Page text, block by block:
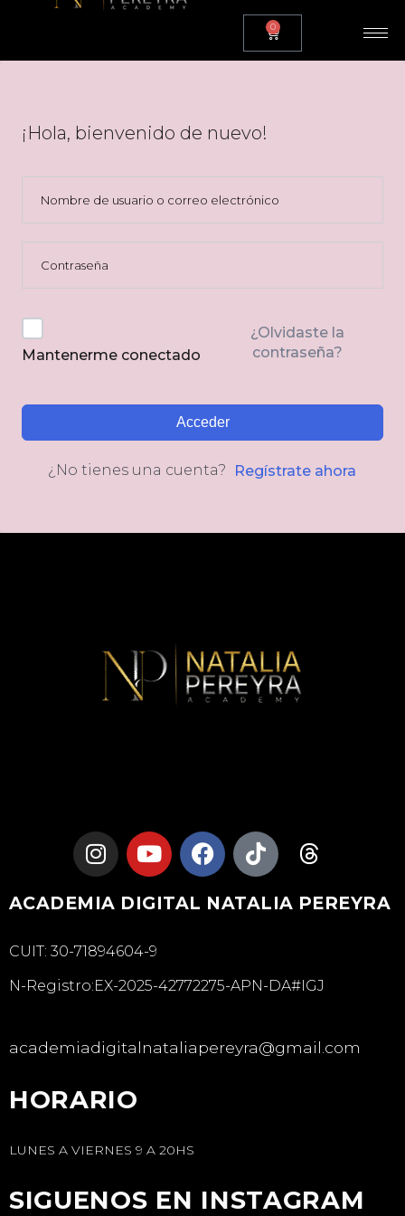
0
¡Hola, bienvenido de nuevo!
Mantenerme conectado
¿Olvidaste la
contraseña?
Acceder
¿No tienes una cuenta? Regístrate ahora
ACADEMIA DIGITAL NATALIA PEREYRA
CUIT: 30-71894604-9
N-Registro:EX-2025-42772275-APN-DA#IGJ
academiadigitalnataliapereyra@gmail.com
HORARIO
LUNES A VIERNES 9 A 20HS
SIGUENOS EN INSTAGRAM